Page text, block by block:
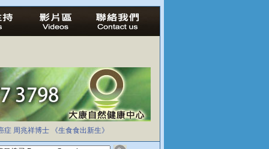
症 周兆祥博士 《生食食出新生》